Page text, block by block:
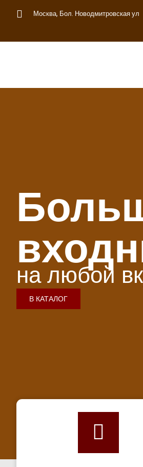
Москва, Бол. Новодмитровская ул
на любой
В КАТАЛОГ